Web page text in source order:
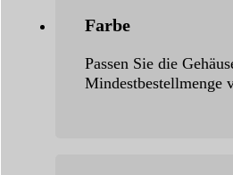
Farbe
Passen Sie die
Mindestbestellmenge